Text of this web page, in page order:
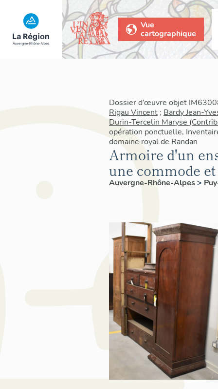
Vue
cartographique
Dossier d’œuvre objet
Rigau Vincent ; Bardy Jean-
Durin-Tercelin Maryse
opération ponctuelle,
domaine royal de Randan
Armoire d'un
une commode
Auvergne-Rhône-Alpes>